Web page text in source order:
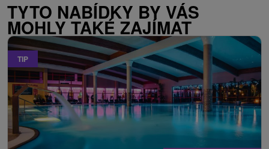
TYTO NABÍDKY BY VÁS
MOHLY TAKÉ ZAJÍMAT
TIP